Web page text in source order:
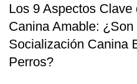
Los 9 Aspectos
Canina Amable:
Socialización Canina
Perros?